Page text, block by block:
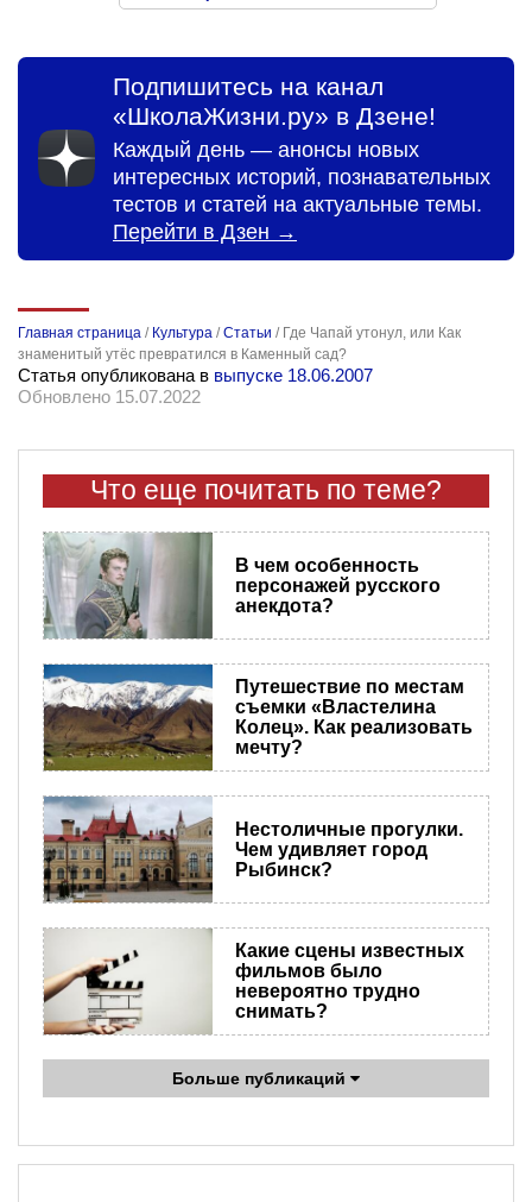
Подпишитесь на канал
«ШколаЖизни.ру» в Дзене!
Каждый день — анонсы новых
интересных историй, познавательных
тестов и статей на актуальные темы.
Перейти в Дзен →
Главная страница / Культура /Статьи / Где Чапай утонул, или Как
знаменитый утёс превратился в Каменный сад?
Статья опубликована в выпуске 18.06.2007
Обновлено 15.07.2022
Что еще почитать по теме?
В чем особенность
персонажей русского
анекдота?
Путешествие по местам
съемки «Властелина
Колец». Как реализовать
мечту?
Нестоличные прогулки.
Чем удивляет город
Рыбинск?
Какие сцены известных
фильмов было
невероятно трудно
снимать?
Больше публикаций